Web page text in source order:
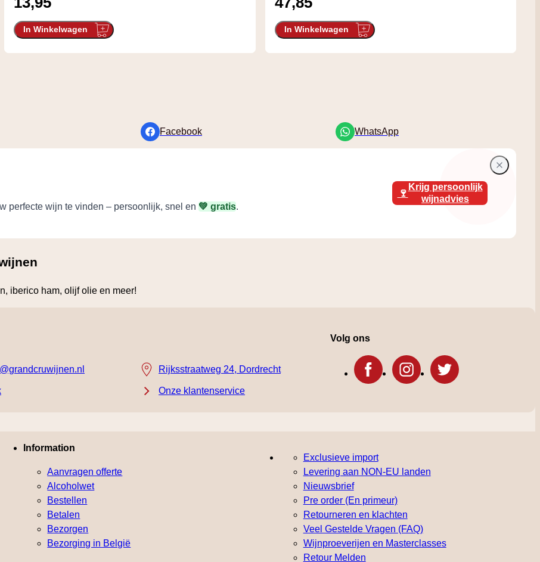
In Winkelwagen In Winkelwagen
Facebook WhatsApp
perfecte wijn te vinden – persoonlijk, snel en 💚 gratis.
🍷 Krijg persoonlijk
wijnadvies
iberico ham, olijf olie en meer!
Rijksstraatweg 24, Dordrecht
Onze klantenservice
Volg ons
Information
Aanvragen offerte
Alcoholwet
Bestellen
Betalen
Bezorgen
Bezorging in België
Exclusieve import
Levering aan NON-EU landen
Nieuwsbrief
Pre order (En primeur)
Retourneren en klachten
Veel Gestelde Vragen (FAQ)
Wijnproeverijen en Masterclasses
Retour Melden